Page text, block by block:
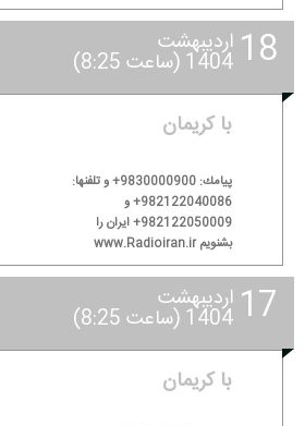
18 اردیبهشت
1404 (ساعت 8:25)
با كریمان
پیامك: 9830000900+ و تلفنها:
982122040086+ و
982122050009+ ایران را
بشنویم www.Radioiran.ir
17 اردیبهشت
1404 (ساعت 8:25)
با كریمان